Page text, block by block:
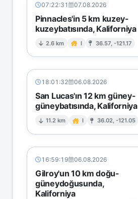
07:22:31 07.08.2026
Pinnacles'in 5 km kuzey-
kuzeybatısında, Kaliforniya
2.6 km I 36.57, -121.17
18:01:32 06.08.2026
San Lucas'ın 12 km güney-
güneybatısında, Kaliforniya
11.2 km I 36.02, -121.05
16:59:19 06.08.2026
Gilroy'un 10 km doğu-
güneydoğusunda,
Kaliforniya